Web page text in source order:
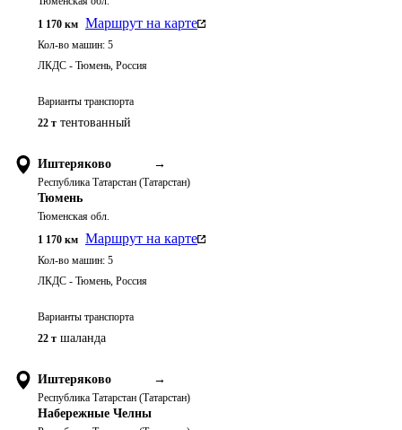
1 170 км Маршрут на карте
Кол-во машин: 5
ЛКДС - Тюмень, Россия
Варианты транспорта
22 т тентованный
Иштеряково →
Республика Татарстан (Татарстан)
Тюмень
Тюменская обл.
1 170 км Маршрут на карте
Кол-во машин: 5
ЛКДС - Тюмень, Россия
Варианты транспорта
22 т шаланда
Иштеряково →
Республика Татарстан (Татарстан)
Набережные Челны